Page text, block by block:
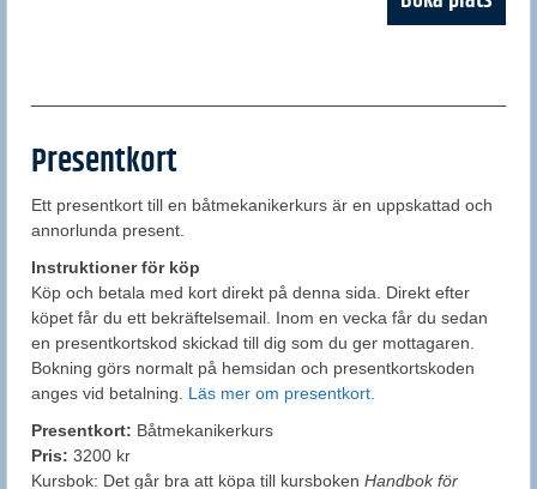
Presentkort
Ett presentkort till en båtmekanikerkurs är en uppskattad och
annorlunda present.
Instruktioner för köp
Köp och betala med kort direkt på denna sida. Direkt efter
köpet får du ett bekräftelsemail. Inom en vecka får du sedan
en presentkortskod skickad till dig som du ger mottagaren.
Bokning görs normalt på hemsidan och presentkortskoden
anges vid betalning. Läs mer om presentkort.
Presentkort: Båtmekanikerkurs
Pris: 3200 kr
Kursbok: Det går bra att köpa till kursboken Handbok för